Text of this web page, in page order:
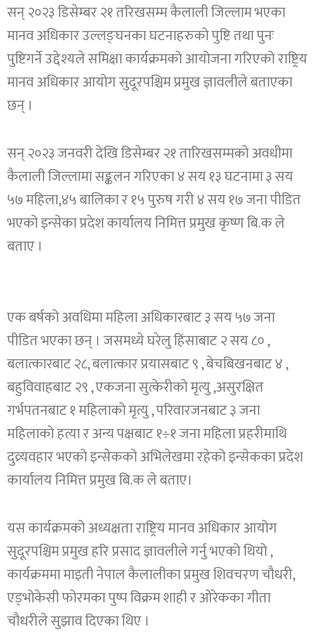
सन् २०२३ डिसेम्बर २१ तरिखसम्म कैलाली जिल्लाम भएका
मानव अधिकार उल्लङ्घनका घटनाहरुको पुष्टि तथा पुनः
पुष्टिगर्ने उद्देश्यले समिक्षा कार्यक्रमको आयोजना गरिएको राष्ट्रिय
मानव अधिकार आयोग सुदूरपश्चिम प्रमुख ज्ञावलीले बताएका
छन् ।
सन् २०२३ जनवरी देखि डिसेम्बर २१ तारिखसम्मको अवधीमा
कैलाली जिल्लामा सङ्कलन गरिएका ४ सय १३ घटनामा ३ सय
५७ महिला,४५ बालिका र १५ पुरुष गरी ४ सय १७ जना पीडित
भएको इन्सेका प्रदेश कार्यालय निमित्त प्रमुख कृष्ण बि.क ले
बताए ।
एक बर्षको अवधिमा महिला अधिकारबाट ३ सय ५७ जना
पीडित भएका छन् । जसमध्ये घरेलु हिंसाबाट २ सय ८० ,
बलात्कारबाट २८, बलात्कार प्रयासबाट ९ , बेचबिखनबाट ४ ,
बहुविवाहबाट २९ , एकजना सुत्केरीको मृत्यु ,असुरक्षित
गर्भपतनबाट १ महिलाको मृत्यु , परिवारजनबाट ३ जना
महिलाको हत्या र अन्य पक्षबाट १÷१ जना महिला प्रहरीमाथि
दुव्र्यवहार भएको इन्सेकको अभिलेखमा रहेको इन्सेकका प्रदेश
कार्यालय निमित्त प्रमुख बि.क ले बताए।
यस कार्यक्रमको अध्यक्षता राष्ट्रिय मानव अधिकार आयोग
सुदूरपश्चिम प्रमुख हरि प्रसाद ज्ञावलीले गर्नु भएको थियो ,
कार्यक्रममा माइती नेपाल कैलालीका प्रमुख शिवचरण चौधरी,
एड्भोकेसी फोरमका पुष्प विक्रम शाही र ओरेकका गीता
चौधरीले सुझाव दिएका थिए ।